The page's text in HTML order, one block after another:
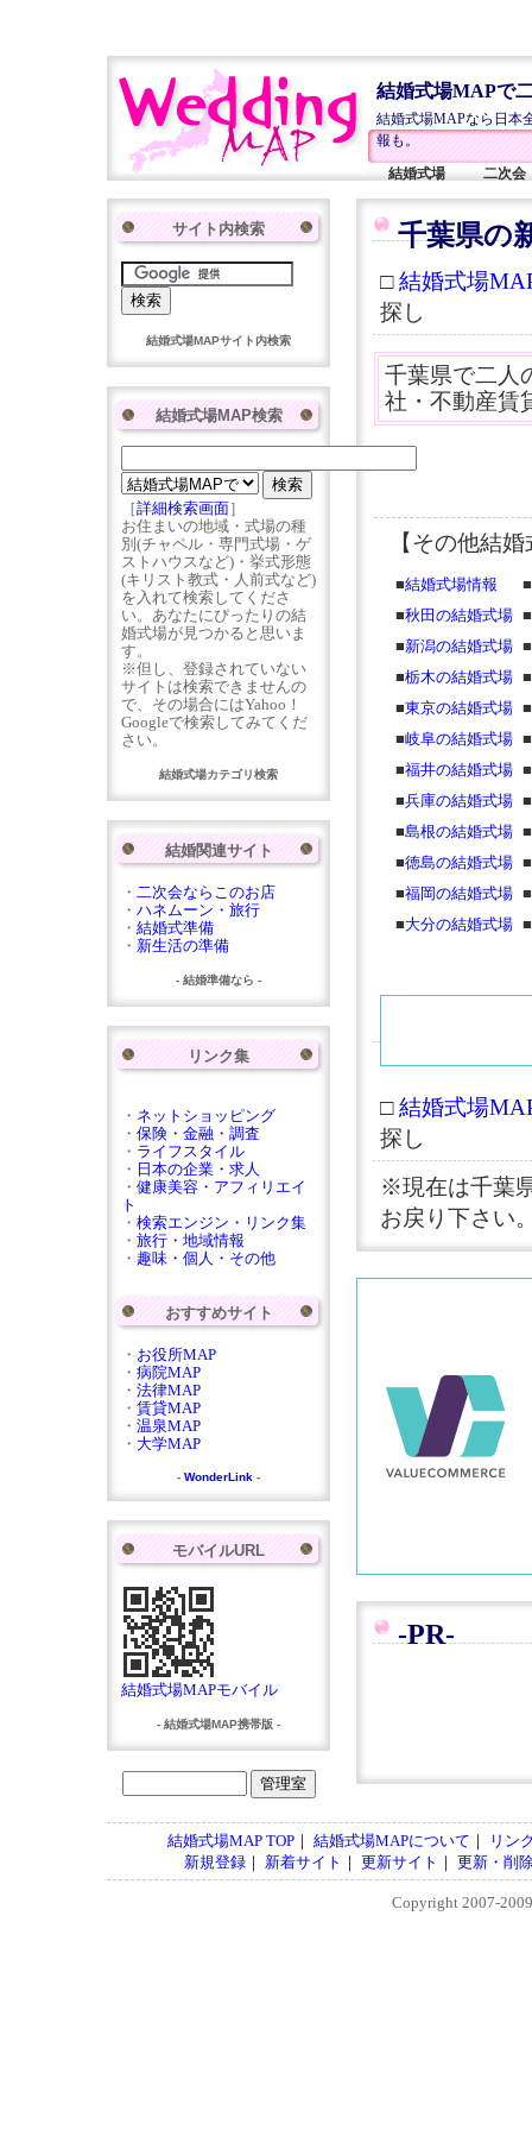
結婚式場MAPで
結婚式場MAPなら日本
報も。
結婚式場
二次会
千葉県の
□結婚式場
探し
千葉県で二人
社・不動産賃
【その他結
■結婚式場情報
■
■秋田の結婚式場 ■
■新潟の結婚式場 ■
■栃木の結婚式場 ■
■東京の結婚式場 ■
■岐阜の結婚式場 ■
■福井の結婚式場 ■
■兵庫の結婚式場 ■
■島根の結婚式場 ■
■徳島の結婚式場 ■
■福岡の結婚式場 ■
■大分の結婚式場 ■
□結婚式場
探し
※現在は千葉
お戻り下さい
-PR-
サイト内検索
結婚式場MAPサイト内検索
結婚式場MAP検索
［詳細検索画面］
お住まいの地域・式場の種
別(チャペル・専門式場・ゲ
ストハウスなど)・挙式形態
(キリスト教式・人前式など)
を入れて検索してくださ
い。あなたにぴったりの結
婚式場が見つかると思いま
す。
※但し、登録されていない
サイトは検索できませんの
で、その場合にはYahoo！
Googleで検索してみてくだ
さい。
結婚式場カテゴリ検索
結婚関連サイト
・ 二次会ならこのお店
・ ハネムーン・旅行
・ 結婚式準備
・ 新生活の準備
- 結婚準備なら -
リンク集
・ ネットショッピング
・ 保険・金融・調査
・ ライフスタイル
・ 日本の企業・求人
・ 健康美容・アフィリエイ
ト
・ 検索エンジン・リンク集
・ 旅行・地域情報
・ 趣味・個人・その他
おすすめサイト
・ お役所MAP
・ 病院MAP
・ 法律MAP
・ 賃貸MAP
・ 温泉MAP
・ 大学MAP
- WonderLink -
モバイルURL
結婚式場MAPモバイル
- 結婚式場MAP携帯版 -
結婚式場MAP TOP｜ 結婚式場MAPについて ｜
リン
新規登録｜ 新着サイト ｜ 更新サイト ｜ 更新・削
Copyright 2007-